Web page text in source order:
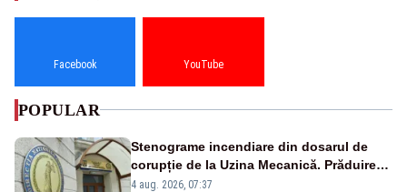
Facebook YouTube
POPULAR
Stenograme incendiare din dosarul de
corupție de la Uzina Mecanică. Prăduirea
banilor din programul SAFE, interceptată
4 aug. 2026, 07:37